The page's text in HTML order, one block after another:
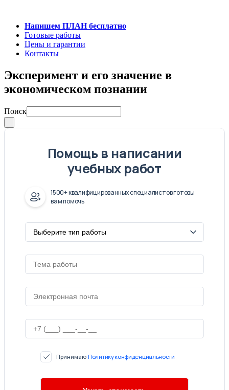
Напишем ПЛАН бесплатно
Готовые работы
Цены и гарантии
Контакты
Эксперимент и его значение в
экономическом познании
Поиск
Помощь в написании
учебных работ
1500+ квалифицированных специалистов готовы
вам помочь
Принимаю Политику конфиденциальности